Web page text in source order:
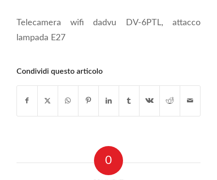
Telecamera wifi dadvu DV-6PTL, attacco
lampada E27
Condividi questo articolo
0